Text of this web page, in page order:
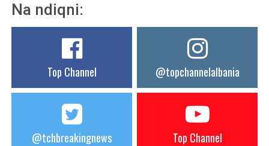
Na ndiqni:
Top Channel @topchannelalbania
@tchbreakingnews Top Channel